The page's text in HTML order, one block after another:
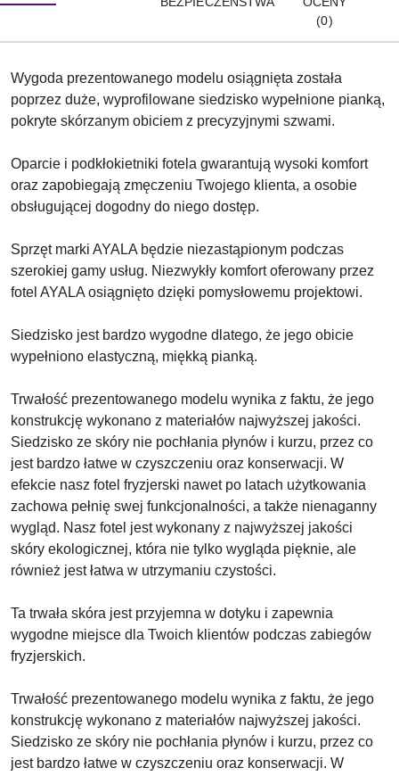
(0)
Wygoda prezentowanego modelu osiągnięta została
poprzez duże, wyprofilowane siedzisko wypełnione pianką,
pokryte skórzanym obiciem z precyzyjnymi szwami.
Oparcie i podkłokietniki fotela gwarantują wysoki komfort
oraz zapobiegają zmęczeniu Twojego klienta, a osobie
obsługującej dogodny do niego dostęp.
Sprzęt marki AYALA będzie niezastąpionym podczas
szerokiej gamy usług. Niezwykły komfort oferowany przez
fotel AYALA osiągnięto dzięki pomysłowemu projektowi.
Siedzisko jest bardzo wygodne dlatego, że jego obicie
wypełniono elastyczną, miękką pianką.
Trwałość prezentowanego modelu wynika z faktu, że jego
konstrukcję wykonano z materiałów najwyższej jakości.
Siedzisko ze skóry nie pochłania płynów i kurzu, przez co
jest bardzo łatwe w czyszczeniu oraz konserwacji. W
efekcie nasz fotel fryzjerski nawet po latach użytkowania
zachowa pełnię swej funkcjonalności, a także nienaganny
wygląd. Nasz fotel jest wykonany z najwyższej jakości
skóry ekologicznej, która nie tylko wygląda pięknie, ale
również jest łatwa w utrzymaniu czystości.
Ta trwała skóra jest przyjemna w dotyku i zapewnia
wygodne miejsce dla Twoich klientów podczas zabiegów
fryzjerskich.
Trwałość prezentowanego modelu wynika z faktu, że jego
konstrukcję wykonano z materiałów najwyższej jakości.
Siedzisko ze skóry nie pochłania płynów i kurzu, przez co
jest bardzo łatwe w czyszczeniu oraz konserwacji. W